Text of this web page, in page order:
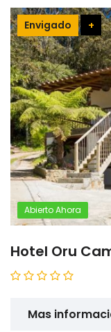
Envigado +
Abierto Ahora
Hotel Oru
Mas